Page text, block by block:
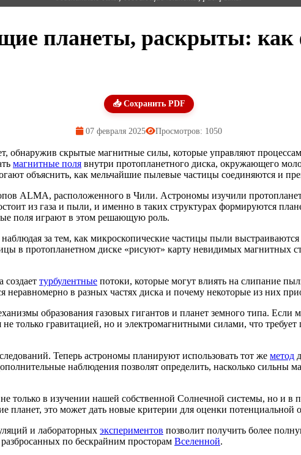
планеты, раскрыты:
📥 Сохранить PDF
07 февраля 2025 Просмотров: 1050
обнаружив скрытые магнитные силы, которые управляют
магнитные поля внутри протопланетного диска, окружающего
объяснить, как мельчайшие пылевые частицы соединяются и
ALMA, расположенного в Чили. Астрономы изучили
из газа и пыли, и именно в таких структурах формируются
поля играют в этом решающую роль.
за тем, как микроскопические частицы пыли
в протопланетном диске «рисуют» карту невидимых магнитных
создает турбулентные потоки, которые могут влиять на слипание
в разных частях диска и почему некоторые из них
образования газовых гигантов и планет земного типа. Если
не только гравитацией, но и электромагнитными силами, что
Теперь астрономы планируют использовать тот же метод
наблюдения позволят определить, насколько сильны
только в изучении нашей собственной Солнечной системы, но и в
планет, это может дать новые критерии для оценки потенциальной
и лабораторных экспериментов позволит получить более
по бескрайним просторам Вселенной.